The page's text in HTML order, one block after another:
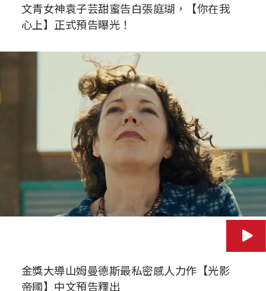
文青女神袁子芸甜蜜告白張庭瑚，【你在我
心上】正式預告曝光！
金獎大導山姆曼德斯最私密感人力作【光影
帝國】中文預告釋出